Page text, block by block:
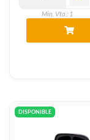
Min. Vta.: 1
DISPONIBLE